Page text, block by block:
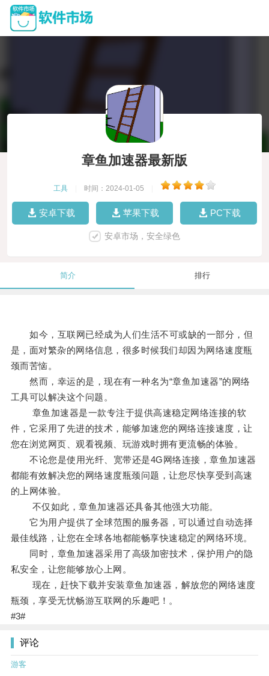
章鱼加速器最新版
工具 时间：2024-01-05
安卓下载 苹果下载 PC下载
安卓市场，安全绿色
简介 排行
如今，互联网已经成为人们生活不可或缺的一部分，但
是，面对繁杂的网络信息，很多时候我们却因为网络速度瓶
颈而苦恼。
然而，幸运的是，现在有一种名为“章鱼加速器”的网络
工具可以解决这个问题。
章鱼加速器是一款专注于提供高速稳定网络连接的软
件，它采用了先进的技术，能够加速您的网络连接速度，让
您在浏览网页、观看视频、玩游戏时拥有更流畅的体验。
不论您是使用光纤、宽带还是4G网络连接，章鱼加速器
都能有效解决您的网络速度瓶颈问题，让您尽快享受到高速
的上网体验。
不仅如此，章鱼加速器还具备其他强大功能。
它为用户提供了全球范围的服务器，可以通过自动选择
最佳线路，让您在全球各地都能畅享快速稳定的网络环境。
同时，章鱼加速器采用了高级加密技术，保护用户的隐
私安全，让您能够放心上网。
现在，赶快下载并安装章鱼加速器，解放您的网络速度
瓶颈，享受无忧畅游互联网的乐趣吧！。
#3#
评论
游客